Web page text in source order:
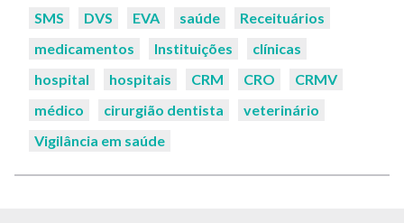
Palavras-
SMS DVS EVA saúde
Receituários
medicamentos
Instituições
clínicas
hospital
hospitais CRM CRO
CRMV
médico
cirurgião dentista
veterinário
Vigilância em saúde